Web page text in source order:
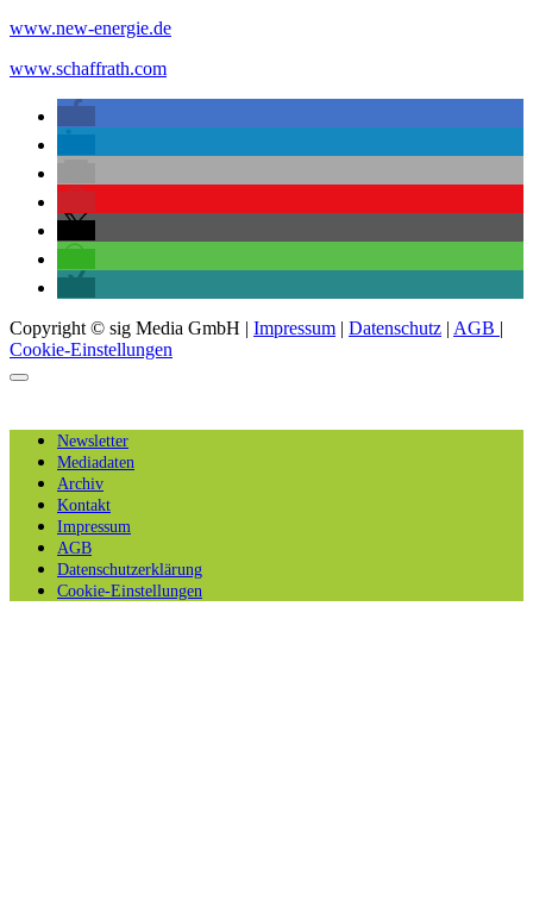
www.new-energie.de
www.schaffrath.com
Copyright © sig Media GmbH | Impressum | Datenschutz | AGB |
Cookie-Einstellungen
Newsletter
Mediadaten
Archiv
Kontakt
Impressum
AGB
Datenschutzerklärung
Cookie-Einstellungen